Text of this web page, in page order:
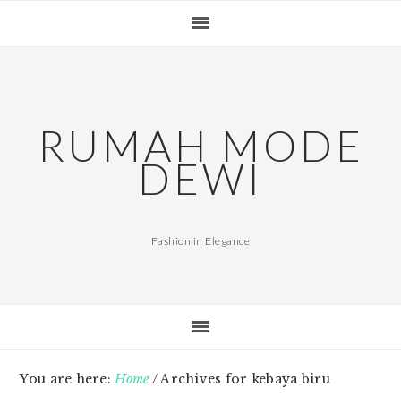
RUMAH MODE
DEWI
Fashion in Elegance
You are here:Home/Archives for kebaya biru